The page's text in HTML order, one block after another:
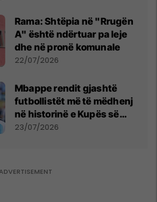
Rama: Shtëpia në "Rrugën
A" është ndërtuar pa leje
dhe në pronë komunale
22/07/2026
Mbappe rendit gjashtë
futbollistët më të mëdhenj
në historinë e Kupës së
Botës, Messi mbetet i dyti
23/07/2026